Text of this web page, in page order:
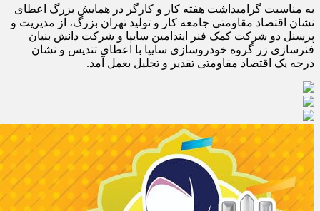
به مناسبت گرامیداشت هفته کار و کارگر در همایش بزرگ اعطای
نشان اقتصاد مقاومتی جامعه کار و تولید تهران بزرگ، از مدیریت و
پرسنل دو شرکت کمک فنر ایندامین سایپا و شرکت دانش بنیان
فنرسازی زر گروه خودروسازی سایپا با اعطای تندیس و‌ نشان
درجه یک اقتصاد مقاومتی تقدیر و تجلیل بعمل آمد.